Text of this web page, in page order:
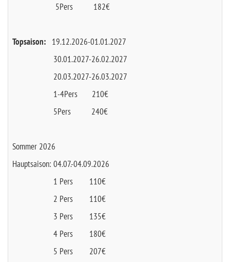
5Pers 182€
Topsaison: 19.12.2026-01.01.2027
30.01.2027-26.02.2027
20.03.2027-26.03.2027
1-4Pers 210€
5Pers 240€
Sommer 2026
Hauptsaison: 04.07.-04.09.2026
1 Pers 110€
2 Pers 110€
3 Pers 135€
4 Pers 180€
5 Pers 207€